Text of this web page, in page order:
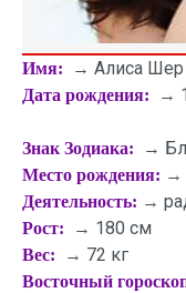
Имя: → Алиса Шер
Дата рождения: →
Знак Зодиака: →
Место рождения: →
Деятельность: →
Рост: → 180 см
Вес: → 72 кг
Восточный